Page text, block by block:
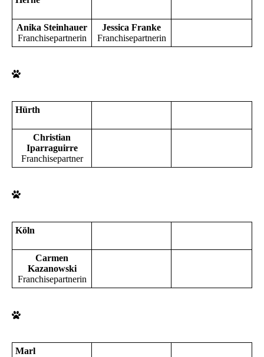
Anika Steinhauer
Franchisepartnerin
Jessica Franke
Franchisepartnerin
Hürth
Christian
Iparraguirre
Franchisepartner
Köln
Carmen
Kazanowski
Franchisepartnerin
Marl